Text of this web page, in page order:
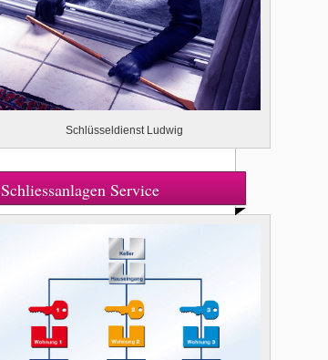
Schlüsseldienst Ludwig
Schliessanlagen Service